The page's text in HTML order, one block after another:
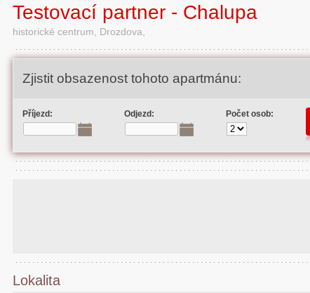
Testovací partner - Chalupa
historické centrum, Drozdova,
Zjistit obsazenost tohoto apartmánu:
Příjezd: Odjezd: Počet osob:
Lokalita